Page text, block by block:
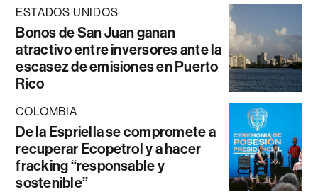
ESTADOS UNIDOS
Bonos de San Juan ganan
atractivo entre inversores ante la
escasez de emisiones en Puerto
Rico
COLOMBIA
De la Espriella se compromete a
recuperar Ecopetrol y a hacer
fracking “responsable y
sostenible”